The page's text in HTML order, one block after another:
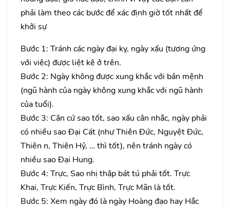
phải làm theo các bước để xác định giờ tốt nhất để
khởi sự
Bước 1: Tránh các ngày đại kỵ, ngày xấu (tương ứng
với việc) được liệt kê ở trên.
Bước 2: Ngày không được xung khắc với bản mệnh
(ngũ hành của ngày không xung khắc với ngũ hành
của tuổi).
Bước 3: Căn cứ sao tốt, sao xấu cân nhắc, ngày phải
có nhiều sao Đại Cát (như Thiên Đức, Nguyệt Đức,
Thiên n, Thiên Hỷ, … thì tốt), nên tránh ngày có
nhiều sao Đại Hung.
Bước 4: Trực, Sao nhị thập bát tú phải tốt. Trực
Khai, Trực Kiến, Trực Bình, Trực Mãn là tốt.
Bước 5: Xem ngày đó là ngày Hoàng đạo hay Hắc